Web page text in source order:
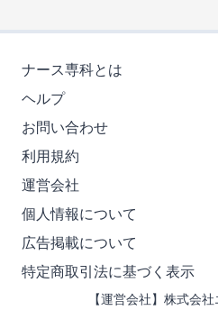
ナース専科とは
ヘルプ
お問い合わせ
利用規約
運営会社
個人情報について
広告掲載について
特定商取引法に基づく表示
【運営会社】株式会